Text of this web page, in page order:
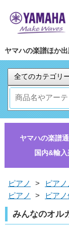
ヤマハの楽譜ほか
ヤマハの楽譜
国内&輸
ピアノ > ピア
ピアノ
> ピア
みんなのオル